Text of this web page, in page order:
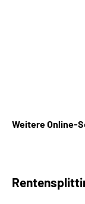
Weitere Online-